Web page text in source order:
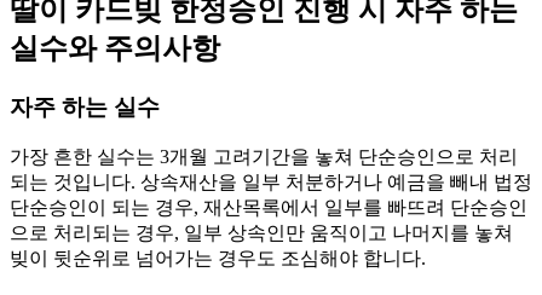
딸이 카드빚 한정승인 진행 시 자주 하는
실수와 주의사항
자주 하는 실수
가장 흔한 실수는 3개월 고려기간을 놓쳐 단순승인으로 처리
되는 것입니다. 상속재산을 일부 처분하거나 예금을 빼내 법정
단순승인이 되는 경우, 재산목록에서 일부를 빠뜨려 단순승인
으로 처리되는 경우, 일부 상속인만 움직이고 나머지를 놓쳐
빚이 뒷순위로 넘어가는 경우도 조심해야 합니다.